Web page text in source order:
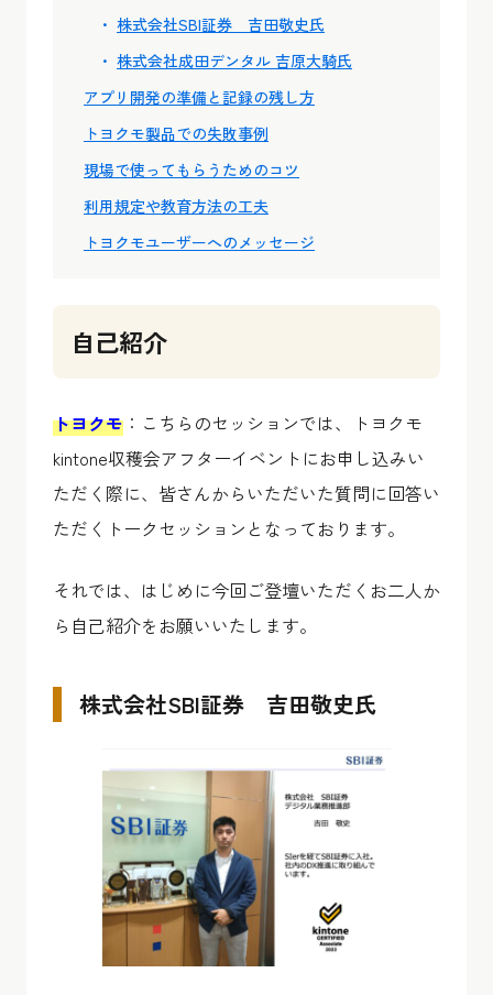
株式会社SBI証券 吉田敬史氏
株式会社成田デンタル 吉原大騎氏
アプリ開発の準備と記録の残し方
トヨクモ製品での失敗事例
現場で使ってもらうためのコツ
利用規定や教育方法の工夫
トヨクモユーザーへのメッセージ
自己紹介
トヨクモ ：こちらのセッションでは、トヨクモ
kintone収穫会アフターイベントにお申し込みい
ただく際に、皆さんからいただいた質問に回答い
ただくトークセッションとなっております。
それでは、はじめに今回ご登壇いただくお二人か
ら自己紹介をお願いいたします。
株式会社SBI証券 吉田敬史氏